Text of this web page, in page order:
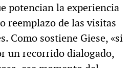
potencian la experiencia
reemplazo de las visitas
Como sostiene Giese, «si
un recorrido dialogado,